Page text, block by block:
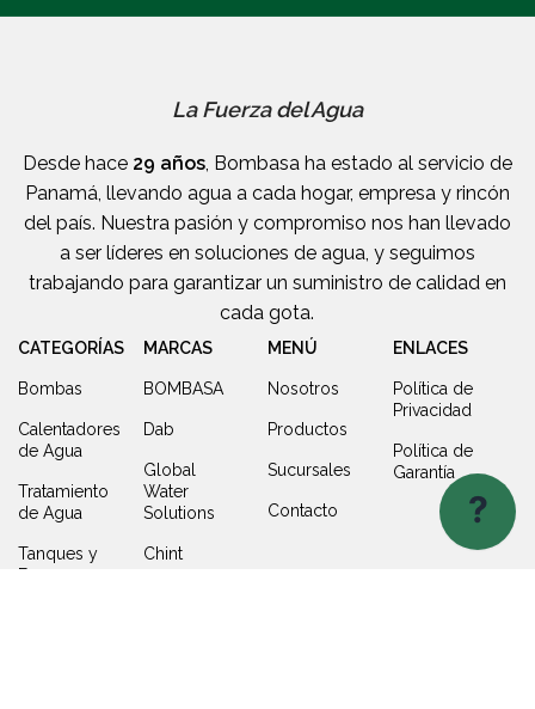
?
La Fuerza del Agua
Desde hace 29 años, Bombasa ha estado al servicio de
Panamá, llevando agua a cada hogar, empresa y rincón
del país. Nuestra pasión y compromiso nos han llevado
a ser líderes en soluciones de agua, y seguimos
trabajando para garantizar un suministro de calidad en
cada gota.
CATEGORÍAS
Bombas
Calentadores
de Agua
Tratamiento
de Agua
Tanques y
Fosas
MARCAS
BOMBASA
Dab
Global
Water
Solutions
Chint
MENÚ
Nosotros
Productos
Sucursales
Contacto
ENLACES
Política de
Privacidad
Política de
Garantía